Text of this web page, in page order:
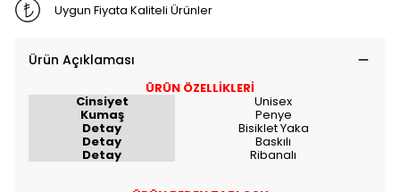
Uygun Fiyata Kaliteli Ürünler
Ürün Açıklaması
ÜRÜN ÖZELLİKLERİ
Cinsiyet Unisex
Kumaş Penye
Detay Bisiklet Yaka
Detay Baskılı
Detay Ribanalı